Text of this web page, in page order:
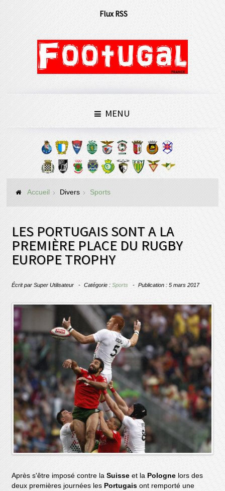
Flux RSS
MENU
Accueil Divers Sports
LES PORTUGAIS SONT A LA
PREMIÈRE PLACE DU RUGBY
EUROPE TROPHY
Écrit parSuper Utilisateur Catégorie :Sports Publication : 5 mars 2017
Après s'être imposé contre laSuisseet la Pologne lors des
deux premières journées les Portugaisont remporté une